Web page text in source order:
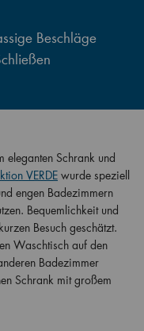
Beschläge
eleganten Schrank und
VERDE wurde speziell
engen Badezimmern
Bequemlichkeit und
Besuch geschätzt.
Waschtisch auf den
Badezimmer
Schrank mit großem